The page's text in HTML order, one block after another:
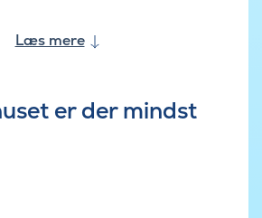
er der udgang til den
huset, er der også
gæster med legetårn med
Læs mere
er der mindst